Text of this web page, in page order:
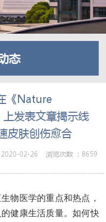
态
《Nature
发表文章揭示线
皮肤创伤愈合
2020-02-26 浏览次数 ： 8659
物医学的重点和热点，
健康生活质量。如何快